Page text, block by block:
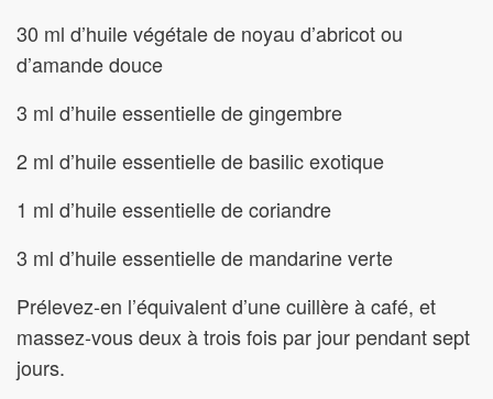
30 ml d’huile végétale de noyau d’abricot ou
d’amande douce
3 ml d’huile essentielle de gingembre
2 ml d’huile essentielle de basilic exotique
1 ml d’huile essentielle de coriandre
3 ml d’huile essentielle de mandarine verte
Prélevez-en l’équivalent d’une cuillère à café, et
massez-vous deux à trois fois par jour pendant sept
jours.